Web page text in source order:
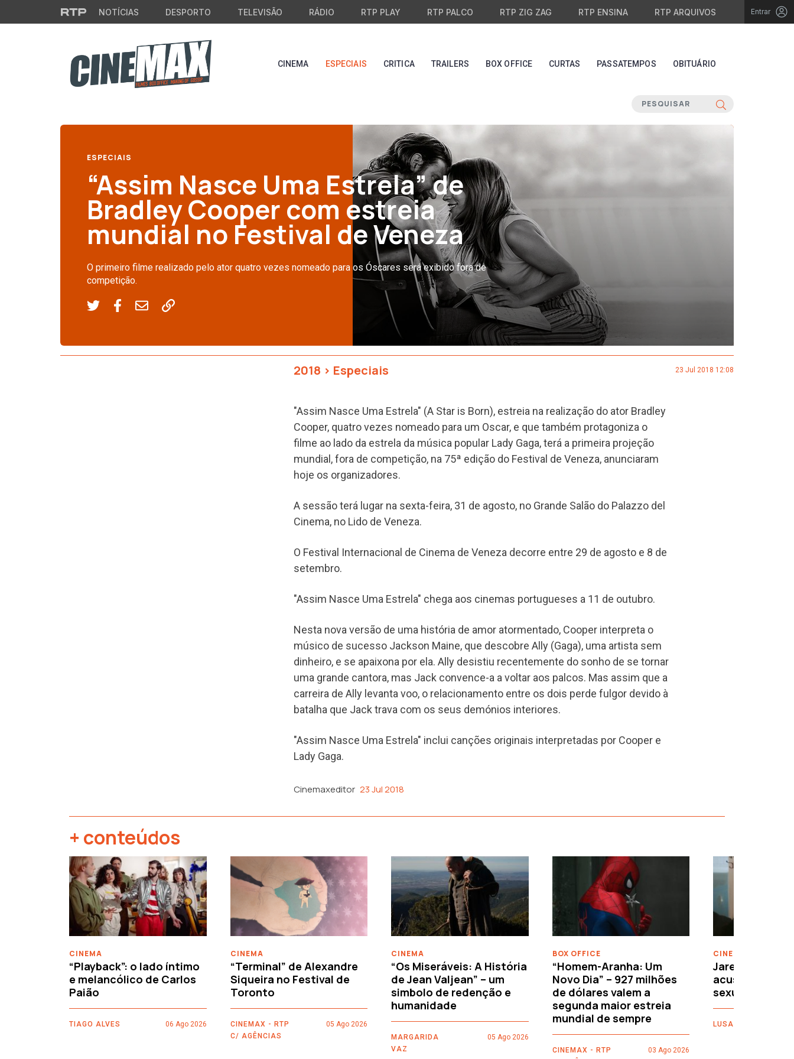
Saltar para o conteúdo principal
NOTÍCIAS DESPORTO TELEVISÃO RÁDIO RTP PLAY RTP PALCO RTP ZIG ZAG RTP ENSINA RTP ARQUIVOS Entrar
CINEMA ESPECIAIS CRITICA TRAILERS BOX OFFICE CURTAS PASSATEMPOS OBITUÁRIO
ESPECIAIS
“Assim Nasce Uma Estrela” de
Bradley Cooper com estreia
mundial no Festival de Veneza
O primeiro filme realizado pelo ator quatro vezes nomeado para os Óscares será exibido fora de
competição.
2018 > Especiais 23 Jul 2018 12:08
"Assim Nasce Uma Estrela" (A Star is Born), estreia na realização do ator Bradley
Cooper, quatro vezes nomeado para um Oscar, e que também protagoniza o
filme ao lado da estrela da música popular Lady Gaga, terá a primeira projeção
mundial, fora de competição, na 75ª edição do Festival de Veneza, anunciaram
hoje os organizadores.
A sessão terá lugar na sexta-feira, 31 de agosto, no Grande Salão do Palazzo del
Cinema, no Lido de Veneza.
O Festival Internacional de Cinema de Veneza decorre entre 29 de agosto e 8 de
setembro.
"Assim Nasce Uma Estrela" chega aos cinemas portugueses a 11 de outubro.
Nesta nova versão de uma história de amor atormentado, Cooper interpreta o
músico de sucesso Jackson Maine, que descobre Ally (Gaga), uma artista sem
dinheiro, e se apaixona por ela. Ally desistiu recentemente do sonho de se tornar
uma grande cantora, mas Jack convence-a a voltar aos palcos. Mas assim que a
carreira de Ally levanta voo, o relacionamento entre os dois perde fulgor devido à
batalha que Jack trava com os seus demónios interiores.
"Assim Nasce Uma Estrela" inclui canções originais interpretadas por Cooper e
Lady Gaga.
Cinemaxeditor 23 Jul 2018
+ conteúdos
CINEMA
“Playback”: o lado íntimo
e melancólico de Carlos
Paião
TIAGO ALVES 06 Ago 2026
CINEMA
“Terminal” de Alexandre
Siqueira no Festival de
Toronto
CINEMAX - RTP
C/ AGÊNCIAS
05 Ago 2026
CINEMA
“Os Miseráveis: A História
de Jean Valjean” – um
simbolo de redenção e
humanidade
MARGARIDA
VAZ
05 Ago 2026
BOX OFFICE
“Homem-Aranha: Um
Novo Dia” – 927 milhões
de dólares valem a
segunda maior estreia
mundial de sempre
CINEMAX - RTP
03 Ago 2026
CINEMA
Jared Leto
acusações de
sexuais
LUSA
‹